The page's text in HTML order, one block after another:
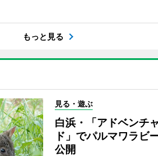
もっと見る
見る・遊ぶ
白浜・「アドベンチ
ド」でパルマワラビ
公開